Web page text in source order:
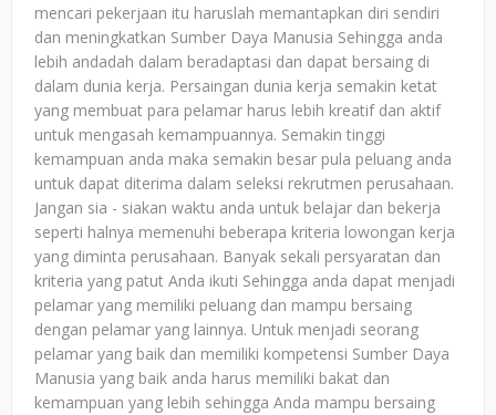
mencari pekerjaan itu haruslah memantapkan diri sendiri
dan meningkatkan Sumber Daya Manusia Sehingga anda
lebih andadah dalam beradaptasi dan dapat bersaing di
dalam dunia kerja. Persaingan dunia kerja semakin ketat
yang membuat para pelamar harus lebih kreatif dan aktif
untuk mengasah kemampuannya. Semakin tinggi
kemampuan anda maka semakin besar pula peluang anda
untuk dapat diterima dalam seleksi rekrutmen perusahaan.
Jangan sia - siakan waktu anda untuk belajar dan bekerja
seperti halnya memenuhi beberapa kriteria lowongan kerja
yang diminta perusahaan. Banyak sekali persyaratan dan
kriteria yang patut Anda ikuti Sehingga anda dapat menjadi
pelamar yang memiliki peluang dan mampu bersaing
dengan pelamar yang lainnya. Untuk menjadi seorang
pelamar yang baik dan memiliki kompetensi Sumber Daya
Manusia yang baik anda harus memiliki bakat dan
kemampuan yang lebih sehingga Anda mampu bersaing